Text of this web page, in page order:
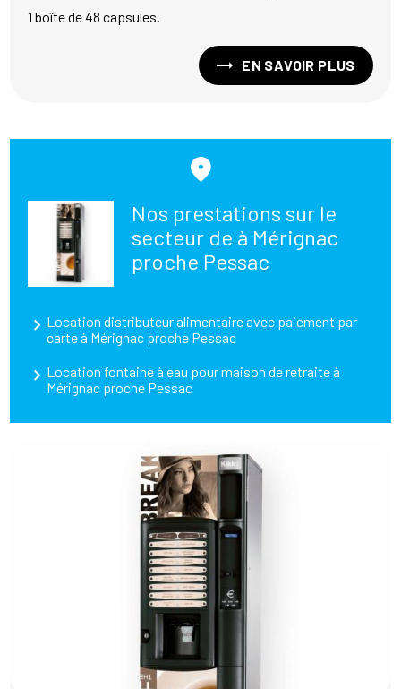
1 boîte de 48 capsules.
EN SAVOIR PLUS
Nos prestations sur le
secteur de à Mérignac
proche Pessac
Location distributeur alimentaire avec paiement par
carte à Mérignac proche Pessac
Location fontaine à eau pour maison de retraite à
Mérignac proche Pessac